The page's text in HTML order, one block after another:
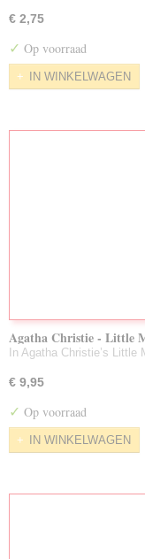
€ 2,75
✓ Op voorraad
IN WINKELWAGEN
Agatha Christie - Little
In Agatha Christie’s
€ 9,95
✓ Op voorraad
IN WINKELWAGEN